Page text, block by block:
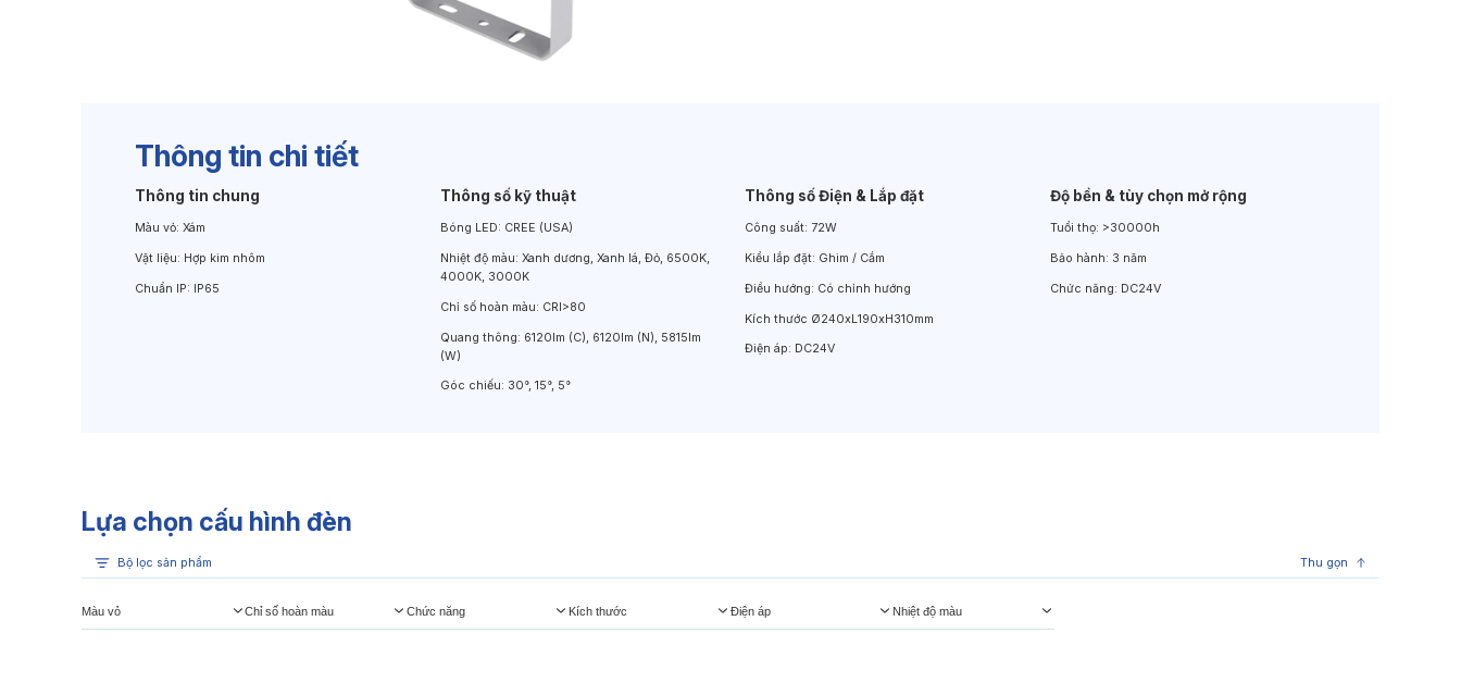
Thông tin chi tiết
Thông tin chung
Màu vỏ: Xám
Vật liệu: Hợp kim nhôm
Chuẩn IP: IP65
Thông số kỹ thuật
Bóng LED: CREE (USA)
Nhiệt độ màu: Xanh dương, Xanh lá, Đỏ, 6500K,
4000K, 3000K
Chỉ số hoàn màu: CRI>80
Quang thông: 6120lm (C), 6120lm (N), 5815lm
(W)
Góc chiếu: 30°, 15°, 5°
Thông số Điện & Lắp đặt
Công suất: 72W
Kiểu lắp đặt: Ghim / Cắm
Điều hướng: Có chỉnh hướng
Kích thước Ø240xL190xH310mm
Điện áp: DC24V
Độ bền & tùy chọn mở rộng
Tuổi thọ: >30000h
Bảo hành: 3 năm
Chức năng: DC24V
Lựa chọn cấu hình đèn
Bộ lọc sản phẩm Thu gọn
Màu vỏ Chỉ số hoàn màu Chức năng Kích thước Điện áp Nhiệt độ màu